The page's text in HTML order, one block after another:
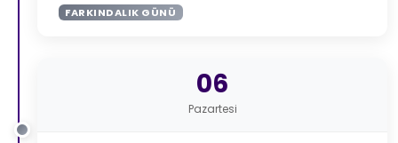
FARKINDALIK GÜNÜ
06
Pazartesi